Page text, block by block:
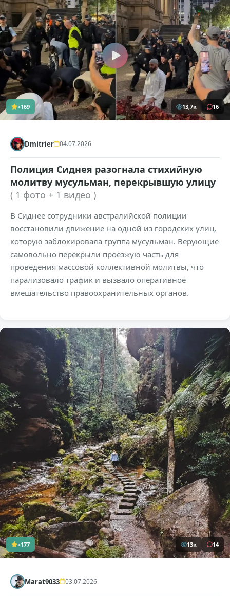
+169 13,7к 16
Dmitrier 04.07.2026
Полиция Сиднея разогнала стихийную
молитву мусульман, перекрывшую улицу
( 1 фото + 1 видео )
В Сиднее сотрудники австралийской полиции
восстановили движение на одной из городских улиц,
которую заблокировала группа мусульман. Верующие
самовольно перекрыли проезжую часть для
проведения массовой коллективной молитвы, что
парализовало трафик и вызвало оперативное
вмешательство правоохранительных органов.
+177 13к 14
Marat9033 03.07.2026